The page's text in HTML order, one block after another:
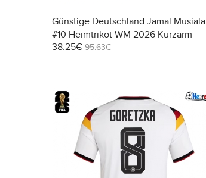
Günstige Deutschland Jamal Musiala
#10 Heimtrikot WM 2026 Kurzarm
38.25€ 95.63€